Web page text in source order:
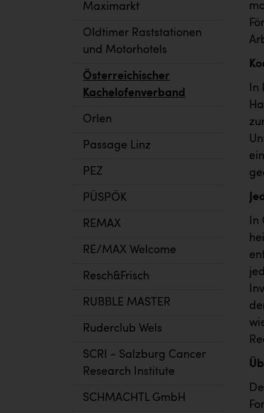
Maximarkt
Oldtimer Raststationen
und Motorhotels
Österreichischer
Kachelofenverband
Orlen
Passage Linz
PEZ
PÜSPÖK
REMAX
RE/MAX Welcome
Resch&Frisch
RUBBLE MASTER
Ruderclub Wels
SCRI - Salzburg Cancer
Research Institute
SCHMACHTL GmbH
In
In